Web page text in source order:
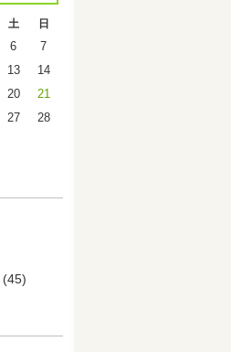
土 日
6
7
13
14
20
21
27
28
(45)